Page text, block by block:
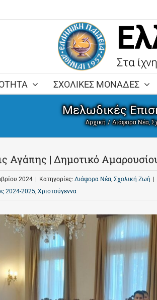
ΣΧΟΛΙΚΕΣ ΜΟΝΑΔΕΣ
Μελωδικές
Αρχική Διάφορα Νέα
Αγάπης | Δημοτικό
2024 Κατηγορίες: Διάφορα Νέα, Σχολική Ζωή
2024-2025, Χριστούγεννα